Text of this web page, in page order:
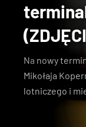
Na nowy
Mikołaja
lotniczego i